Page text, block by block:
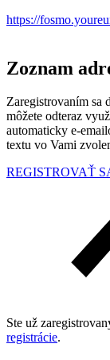
https://
Zoznam
Zaregistrovaním sa
môžete odteraz
automaticky e-
textu vo Vami
REGISTROVAŤ
Ste už
registrácie.